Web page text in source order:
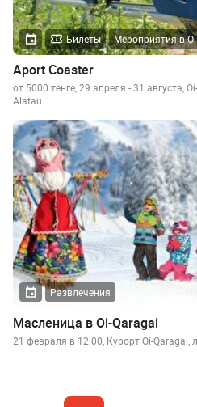
Билеты Мероприятия в
Aport Coaster
от 5000 тенге, 29 апреля - 31 августа,
Alatau
Развлечения
Масленица в Oi-Qaragai
21 февраля в 12:00, Курорт Oi-Qaragai,